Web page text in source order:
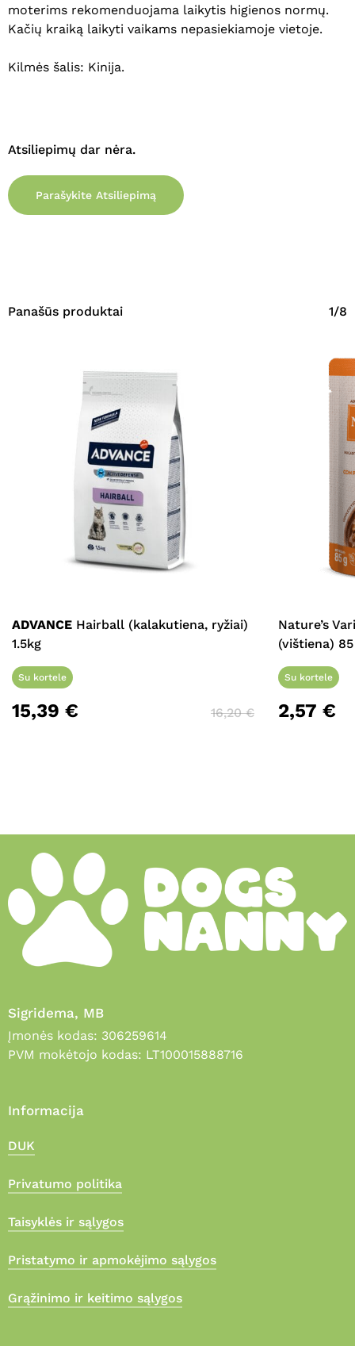
moterims rekomenduojama laikytis higienos normų.
Kačių kraiką laikyti vaikams nepasiekiamoje vietoje.
Kilmės šalis: Kinija.
Atsiliepimų dar nėra.
Parašykite Atsiliepimą
Panašūs produktai 1/8
ADVANCE Hairball (kalakutiena, ryžiai)
1.5kg
Su kortele
15,39 € 16,20€
Nature’s
(vištiena)
Su kortele
2,57 €
Sigridema, MB
Įmonės kodas: 306259614
PVM mokėtojo kodas: LT100015888716
Informacija
DUK
Privatumo politika
Taisyklės ir sąlygos
Pristatymo ir apmokėjimo sąlygos
Grąžinimo ir keitimo sąlygos